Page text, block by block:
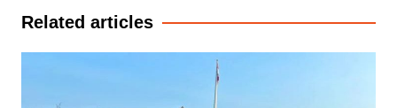
Related articles